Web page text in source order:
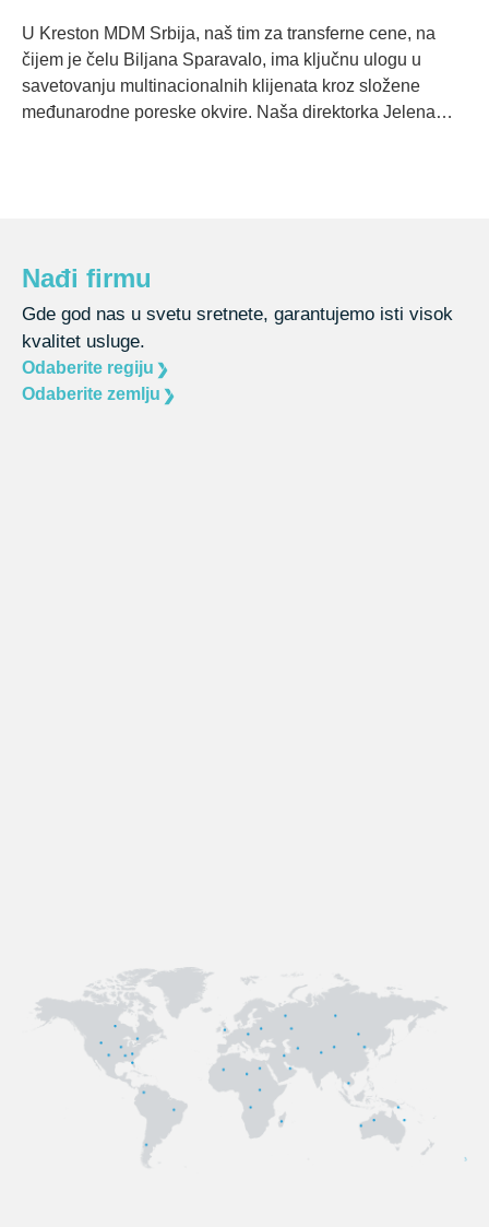
U Kreston MDM Srbija, naš tim za transferne cene, na
čijem je čelu Biljana Sparavalo, ima ključnu ulogu u
savetovanju multinacionalnih klijenata kroz složene
međunarodne poreske okvire. Naša direktorka Jelena
Nađi firmu
Gde god nas u svetu sretnete, garantujemo isti visok
kvalitet usluge.
Odaberite regiju
Odaberite zemlju